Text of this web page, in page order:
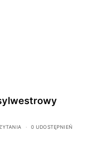
0 UDOSTĘPNIEŃ